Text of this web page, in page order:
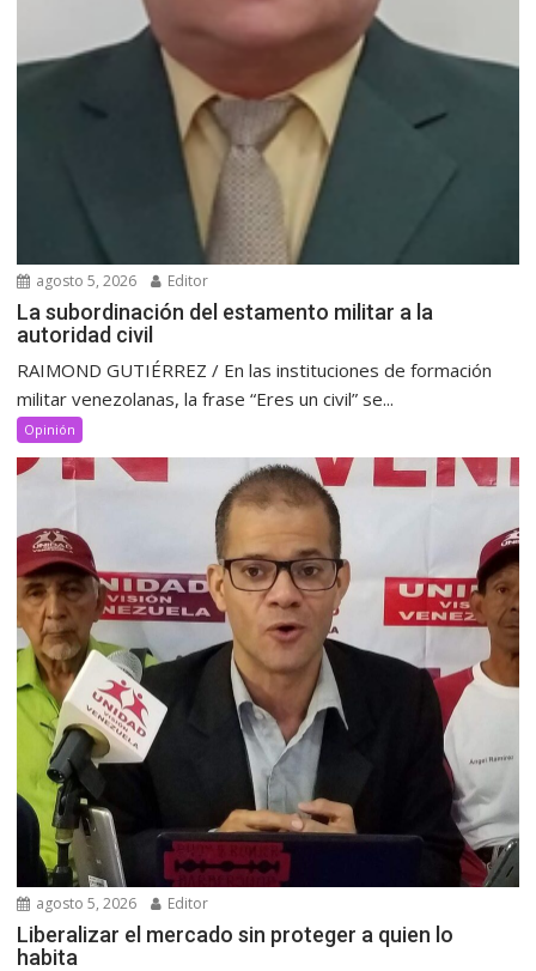
agosto 5, 2026 Editor
La subordinación del estamento militar a la
autoridad civil
RAIMOND GUTIÉRREZ / En las instituciones de formación
militar venezolanas, la frase “Eres un civil” se...
Opinión
agosto 5, 2026 Editor
Liberalizar el mercado sin proteger a quien lo
habita